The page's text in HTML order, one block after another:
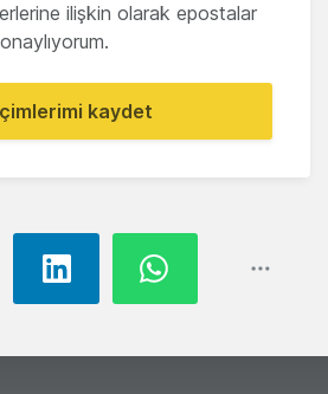
ilişkin olarak epostalar
kaydet